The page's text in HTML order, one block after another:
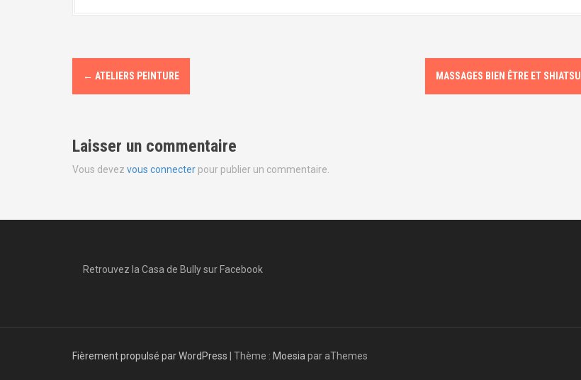
N
a
i
g
n
d
← ATELIERS PEINTURE MASSAGES BIEN ÊTRE ET SHIATSU
Laisser un commentaire
Vous devez vous connecter pour publier un commentaire.
Retrouvez la Casa de Bully sur Facebook
Fièrement propulsé par WordPress Thème : Moesia par aThemes